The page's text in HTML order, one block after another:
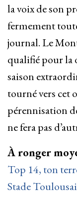
la voix de son
fermement
journal. Le
qualifié pour la
saison
tourné vers cet
pérennisation
ne fera pas
À ronger
Top 14, ton
Stade